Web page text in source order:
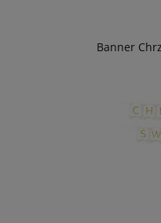
Banner